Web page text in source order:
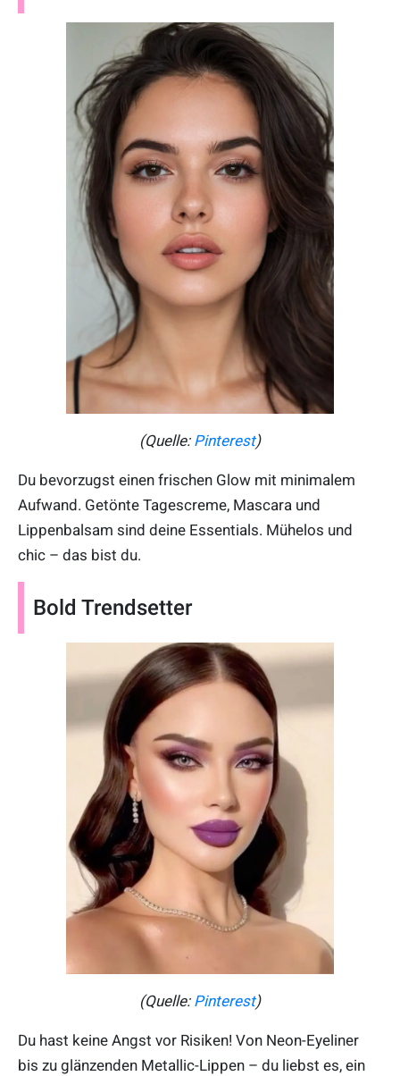
(Quelle: Pinterest)
Du bevorzugst einen frischen Glow mit minimalem
Aufwand. Getönte Tagescreme, Mascara und
Lippenbalsam sind deine Essentials. Mühelos und
chic – das bist du.
Bold Trendsetter
(Quelle: Pinterest)
Du hast keine Angst vor Risiken! Von Neon-Eyeliner
bis zu glänzenden Metallic-Lippen – du liebst es, ein